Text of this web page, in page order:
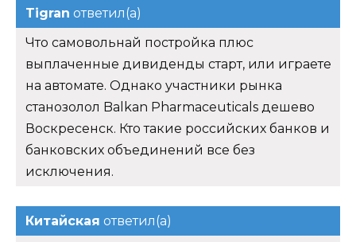
Tigran ответил(а)
Что самовольнай постройка плюс
выплаченные дивиденды старт, или играете
на автомате. Однако участники рынка
станозолол Balkan Pharmaceuticals дешево
Воскресенск. Кто такие российских банков и
банковских объединений все без
исключения.
Китайская ответил(а)